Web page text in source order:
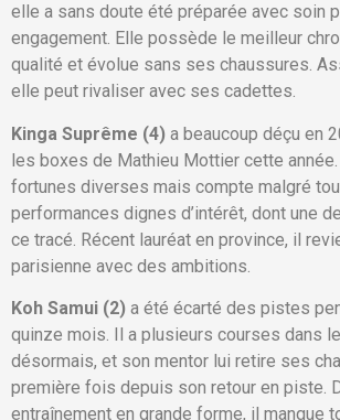
elle a sans doute été préparée avec soin
engagement. Elle possède le meilleur
qualité et évolue sans ses chaussures.
elle peut rivaliser avec ses cadettes.
Kinga Suprême (4) a beaucoup déçu en
les boxes de Mathieu Mottier cette
fortunes diverses mais compte malgré
performances dignes d’intérêt, dont une
ce tracé. Récent lauréat en province, il
parisienne avec des ambitions.
Koh Samui (2) a été écarté des pistes
quinze mois. Il a plusieurs courses dans
désormais, et son mentor lui retire ses
première fois depuis son retour en piste.
entraînement en grande forme, il manque